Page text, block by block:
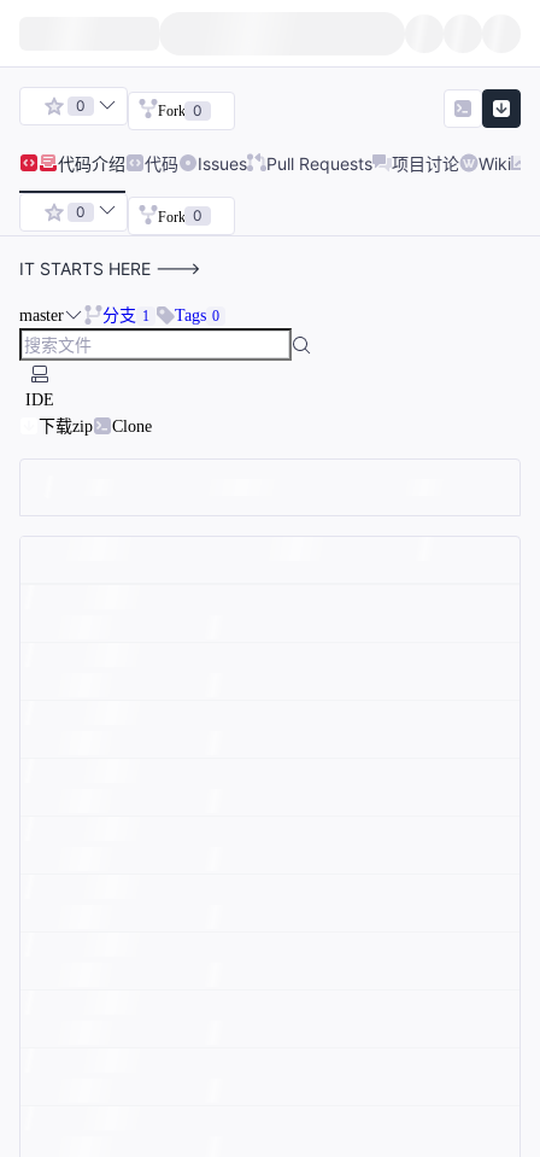
0 Fork 0
代码介绍 代码 Issues Pull Requests 项目讨论 Wiki
0 Fork 0
IT STARTS HERE --->
master 分支 1 Tags 0
IDE
下载zip
Clone